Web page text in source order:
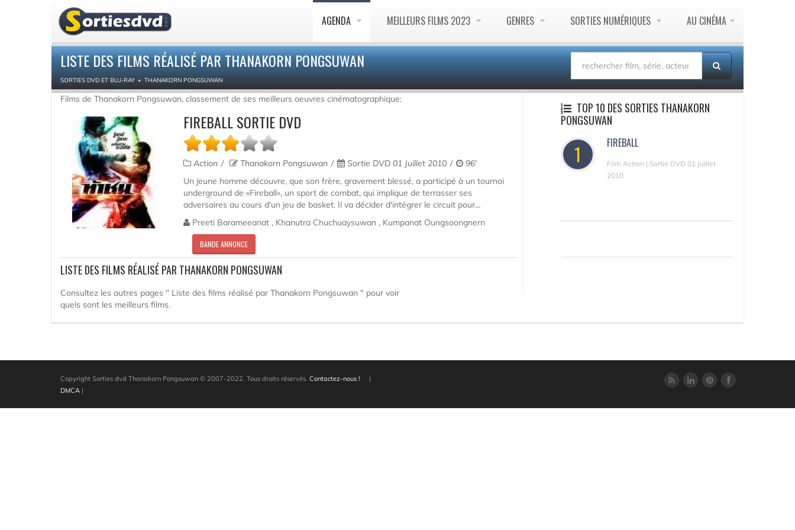
AGENDA MEILLEURS FILMS 2023 GENRES SORTIES NUMÉRIQUES AU CINÉMA
LISTE DES FILMS RÉALISÉ PAR THANAKORN PONGSUWAN
SORTIES DVD ET BLU-RAY THANAKORN PONGSUWAN
Films de Thanakorn Pongsuwan, classement de ses meilleurs oeuvres cinématographique:
FIREBALL SORTIE DVD
Action Thanakorn Pongsuwan Sortie DVD 01 Juillet 2010
96'
Un jeune homme découvre, que son frère, gravement blessé, a participé à un tournoi
underground de «Fireball», un sport de combat, qui implique de terrasser ses
adversaires au cours d'un jeu de basket. Il va décider d'intégrer le circuit pour...
Preeti Barameeanat , Khanutra Chuchuaysuwan , Kumpanat Oungsoongnern
BANDE ANNONCE
LISTE DES FILMS RÉALISÉ PAR THANAKORN PONGSUWAN
Consultez les autres pages " Liste des films réalisé par Thanakorn Pongsuwan " pour voir
quels sont les meilleurs films.
TOP 10 DES SORTIES THANAKORN
PONGSUWAN
1 FIREBALL
Film Action | Sortie DVD 01 Juillet
2010
Copyright Sorties dvd Thanakorn Pongsuwan © 2007-2022. Tous droits réservés. Contactez-nous !
|
DMCA |